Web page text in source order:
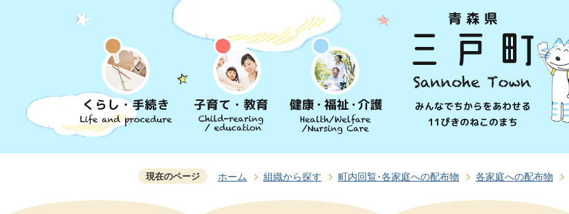
現在のページ ホーム 組織から探す 町内回覧･各家庭への配布物 各家庭への配布物